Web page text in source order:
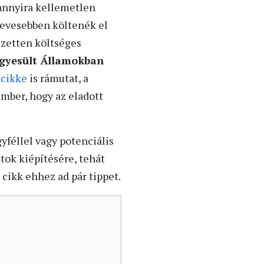
kellemetlen
költenék el
költséges
Államokban
is rámutat, a
hogy az eladott
vagy potenciális
kiépítésére, tehát
ehhez ad pár tippet.